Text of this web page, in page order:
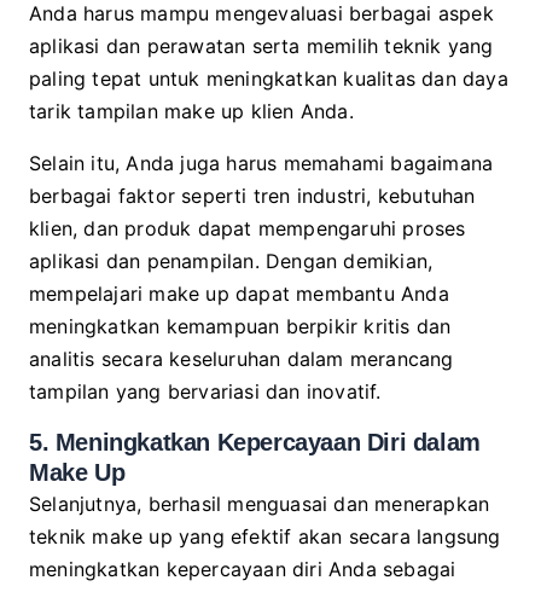
Anda harus mampu mengevaluasi berbagai aspek
aplikasi dan perawatan serta memilih teknik yang
paling tepat untuk meningkatkan kualitas dan daya
tarik tampilan make up klien Anda.
Selain itu, Anda juga harus memahami bagaimana
berbagai faktor seperti tren industri, kebutuhan
klien, dan produk dapat mempengaruhi proses
aplikasi dan penampilan. Dengan demikian,
mempelajari make up dapat membantu Anda
meningkatkan kemampuan berpikir kritis dan
analitis secara keseluruhan dalam merancang
tampilan yang bervariasi dan inovatif.
5. Meningkatkan Kepercayaan Diri dalam
Make Up
Selanjutnya, berhasil menguasai dan menerapkan
teknik make up yang efektif akan secara langsung
meningkatkan kepercayaan diri Anda sebagai